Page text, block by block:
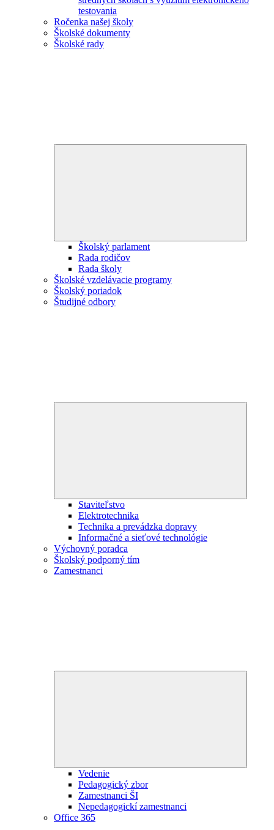
testovania
Ročenka našej školy
Školské dokumenty
Školské rady
Školský parlament
Rada rodičov
Rada školy
Školské vzdelávacie programy
Školský poriadok
Študijné odbory
Staviteľstvo
Elektrotechnika
Technika a prevádzka dopravy
Informačné a sieťové technológie
Výchovný poradca
Školský podporný tím
Zamestnanci
Vedenie
Pedagogický zbor
Zamestnanci ŠI
Nepedagogickí zamestnanci
Office 365